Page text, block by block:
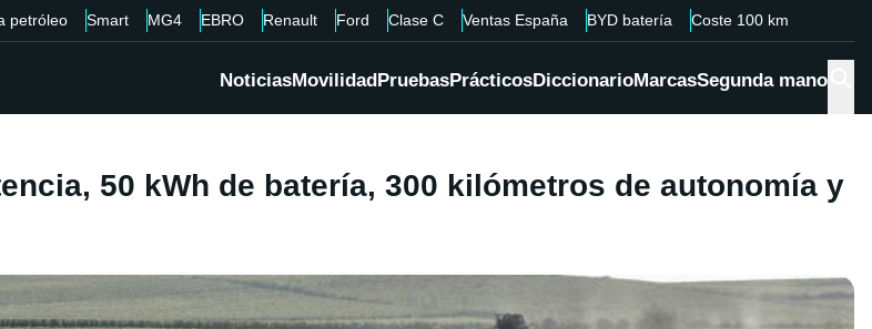
petróleo Smart MG4 EBRO Renault Ford Clase C Ventas España BYD batería Coste 100 km
NoticiasMovilidadPruebasPrácticosDiccionarioMarcasSegunda mano
50 kWh de batería, 300 kilómetros de autonomía y